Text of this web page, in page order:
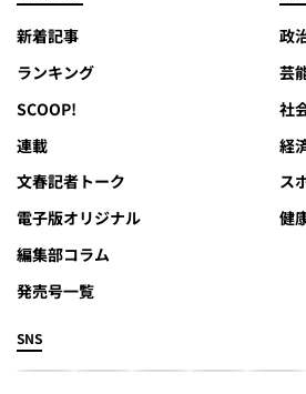
新着記事
ランキング
SCOOP!
連載
文春記者トーク
電子版オリジナル
編集部コラム
発売号一覧
政
芸
社
経
ス
健
SNS